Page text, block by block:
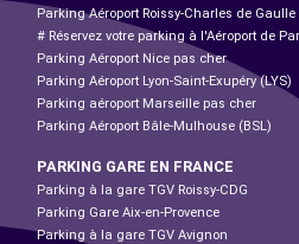
Parking Aéroport Roissy-Charles de Gaulle
# Réservez votre parking à l'Aéroport de
Parking Aéroport Nice pas cher
Parking Aéroport Lyon-Saint-Exupéry (LYS)
Parking aéroport Marseille pas cher
Parking Aéroport Bâle-Mulhouse (BSL)
PARKING GARE EN FRANCE
Parking à la gare TGV Roissy-CDG
Parking Gare Aix-en-Provence
Parking à la gare TGV Avignon